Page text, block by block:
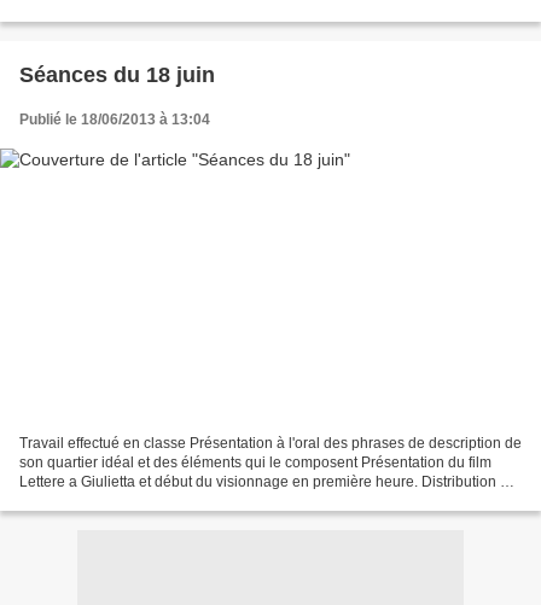
Séances du 18 juin
Publié le 18/06/2013 à 13:04
Travail effectué en classe Présentation à l'oral des phrases de description de
son quartier idéal et des éléments qui le composent Présentation du film
Lettere a Giulietta et début du visionnage en première heure. Distribution de